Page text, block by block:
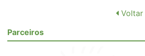
Voltar
Parceiros